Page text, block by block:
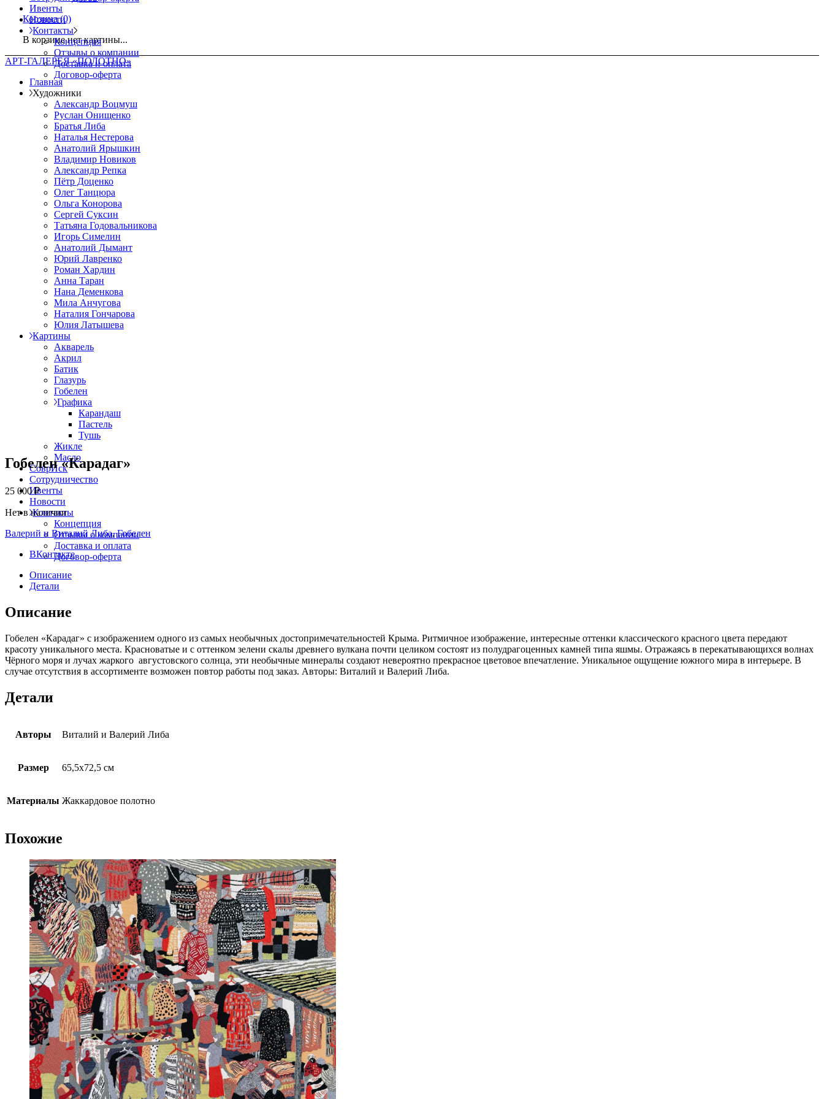
Корзина (0)
В корзине нет картины...
АРТ-ГАЛЕРЕЯ «ПОЛОТНО»
Главная
Художники
Александр Воцмуш
Руслан Онищенко
Братья Либа
Наталья Нестерова
Анатолий Ярышкин
Владимир Новиков
Александр Репка
Пётр Доценко
Олег Танцюра
Ольга Конорова
Сергей Суксин
Татьяна Годовальникова
Игорь Симелин
Анатолий Дымант
Юрий Лавренко
Роман Хардин
Анна Таран
Нана Деменкова
Мила Анчугова
Наталия Гончарова
Юлия Латышева
Картины
Акварель
Акрил
Батик
Глазурь
Гобелен
Графика
Карандаш
Пастель
Тушь
Жикле
Масло
СоврИск
Сотрудничество
Ивенты
Новости
Контакты
Концепция
Отзывы о компании
Доставка и оплата
Договор-оферта
Ивенты
Новости
Контакты
Концепция
Отзывы о компании
Доставка и оплата
Договор-оферта
Гобелен «Карадаг»
25 000₽
Нет в наличии
Валерий и Виталий Либа,Гобелен
ВКонтакте
Описание
Детали
Описание
Гобелен «Карадаг» с изображением одного из самых необычных достопримечательностей Крыма. Ритмичное изображение, интересные оттенки классического красного цвета передают
красоту уникального места. Красноватые и с оттенком зелени скалы древнего вулкана почти целиком состоят из полудрагоценных камней типа яшмы. Отражаясь в перекатывающихся волнах
Чёрного моря и лучах жаркого августовского солнца, эти необычные минералы создают невероятно прекрасное цветовое впечатление. Уникальное ощущение южного мира в интерьере. В
случае отсутствия в ассортименте возможен повтор работы под заказ. Авторы: Виталий и Валерий Либа.
Детали
Авторы Виталий и Валерий Либа
Размер 65,5х72,5 см
Материалы Жаккардовое полотно
Похожие